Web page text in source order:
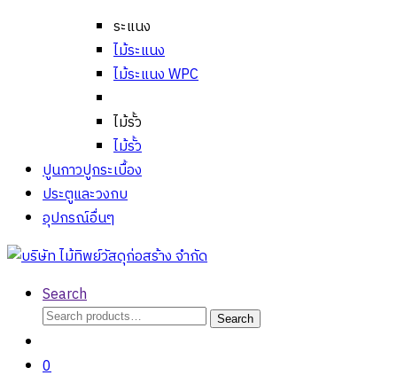
ระแนง
ไม้ระแนง
ไม้ระแนง WPC
ไม้รั้ว
ไม้รั้ว
ปูนกาวปูกระเบื้อง
ประตูและวงกบ
อุปกรณ์อื่นๆ
Search
Search
Search
0